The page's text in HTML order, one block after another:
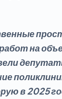
на
в 2025